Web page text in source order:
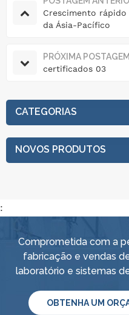
Crescimento
da Ásia-Pacífico
PRÓXIMA POSTAGEM
certificados 03
CATEGORIAS
NOVOS PRODUTOS
:
Comprometida com a
fabricação e vendas
laboratório e sistemas
OBTENHA UM